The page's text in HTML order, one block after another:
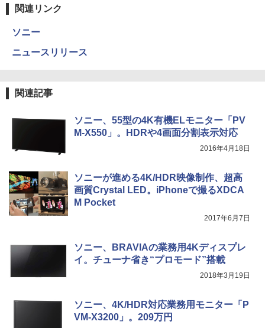
関連リンク
ソニー
ニュースリリース
関連記事
ソニー、55型の4K有機ELモニター「PV
M-X550」。HDRや4画面分割表示対応
2016年4月18日
ソニーが進める4K/HDR映像制作、超高
画質Crystal LED。iPhoneで撮るXDCA
M Pocket
2017年6月7日
ソニー、BRAVIAの業務用4Kディスプレ
イ。チューナ省き“プロモード”搭載
2018年3月19日
ソニー、4K/HDR対応業務用モニター「P
VM-X3200」。209万円